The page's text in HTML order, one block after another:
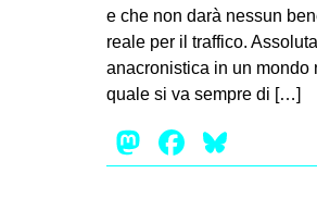
GENERI
MIGRAZIONI
PRECARIATO
STUDENTI
e che non darà nessun
reale per il traffico.
anacronistica in un mondo
quale si va sempre di […]
Mastodon